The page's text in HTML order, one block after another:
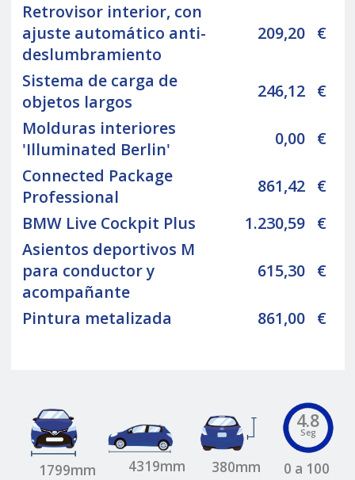
Retrovisor interior, con
ajuste automático anti-
deslumbramiento
209,20 €
Sistema de carga de
objetos largos
246,12 €
Molduras interiores
'Illuminated Berlin'
0,00 €
Connected Package
Professional
861,42 €
BMW Live Cockpit Plus
1.230,59 €
Asientos deportivos M
para conductor y
acompañante
615,30 €
Pintura metalizada 861,00 €
1799mm 4319mm 380mm
4.8
Seg
0 a 100